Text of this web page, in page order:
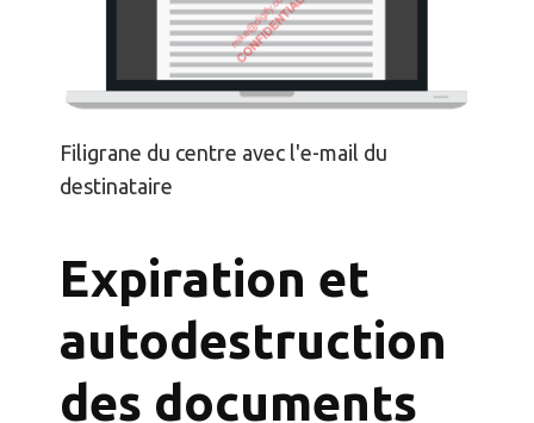
Filigrane du centre avec l'e-mail du
destinataire
Expiration et
autodestruction
des documents